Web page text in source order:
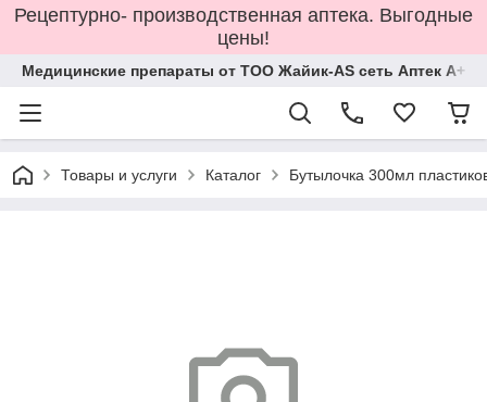
Рецептурно- производственная аптека. Выгодные
цены!
Медицинские препараты от ТОО Жайик-AS сеть Аптек А+
Товары и услуги Каталог Бутылочка 300мл